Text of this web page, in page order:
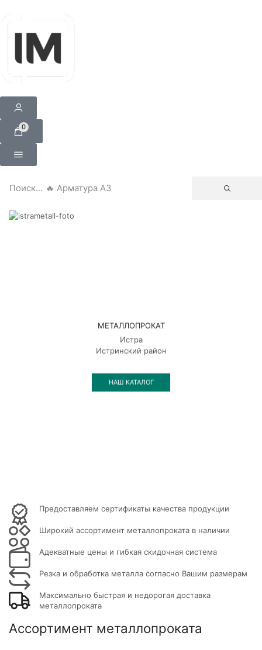
0
Поиск... 🔥 Арматура А3
МЕТАЛЛОПРОКАТ
Истра
Истринский район
НАШ КАТАЛОГ
Предоставляем сертификаты качества продукции
Широкий ассортимент металлопроката в наличии
Адекватные цены и гибкая скидочная система
Резка и обработка металла согласно Вашим размерам
Максимально быстрая и недорогая доставка
металлопроката
Ассортимент металлопроката